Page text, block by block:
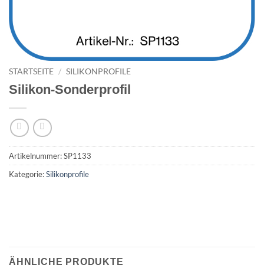
STARTSEITE / SILIKONPROFILE
Silikon-Sonderprofil
Artikelnummer:SP1133
Kategorie:Silikonprofile
ÄHNLICHE PRODUKTE